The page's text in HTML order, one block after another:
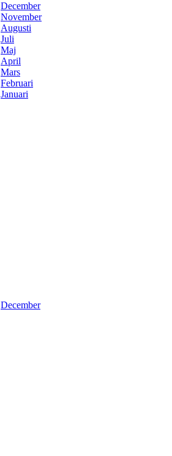
December
November
Augusti
Juli
Maj
April
Mars
Februari
Januari
December